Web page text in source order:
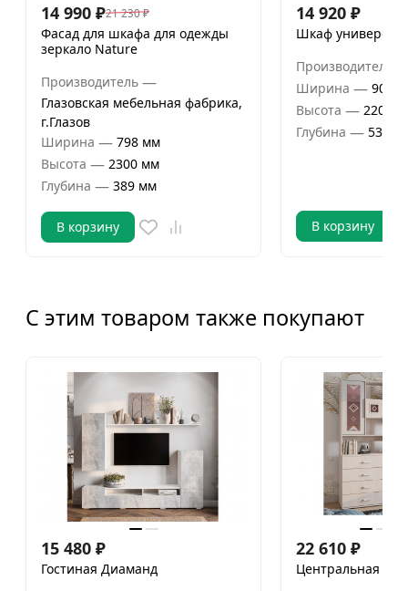
14 990 ₽21 230 ₽
Фасад для шкафа для одежды
зеркало Nature
Производитель —
Глазовская мебельная фабрика,
г.Глазов
Ширина — 798 мм
Высота — 2300 мм
Глубина — 389 мм
В корзину
14 920 ₽
Шкаф
Производитель
Ширина — 900
Высота — 2200
Глубина — 530
В корзину
С этим товаром также покупают
15 480 ₽
Гостиная Диаманд
22 610 ₽
Центральная